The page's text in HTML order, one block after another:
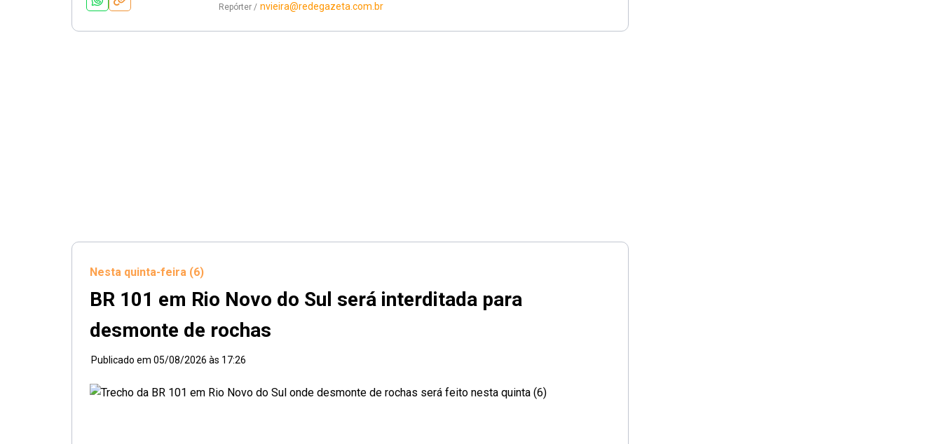
Repórter / nvieira@redegazeta.com.br
Nesta quinta-feira (6)
BR 101 em Rio Novo do Sul será interditada para
desmonte de rochas
Publicado em 05/08/2026 às 17:26